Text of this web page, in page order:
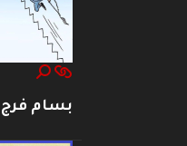
بسام فرج